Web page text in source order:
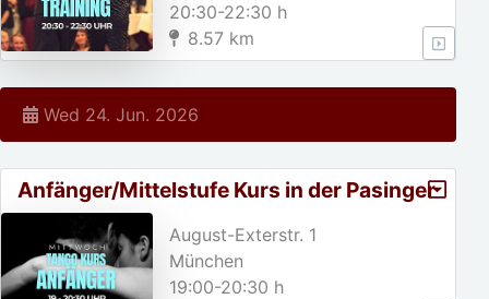
20:30-22:30 h
8.57 km
Wed 24. Jun. 2026
Anfänger/Mittelstufe Kurs in der Pasinger
Fabrik
August-Exterstr. 1
München
19:00-20:30 h